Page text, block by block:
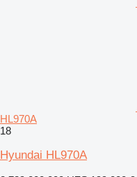
HL970A
18
Hyundai HL970A